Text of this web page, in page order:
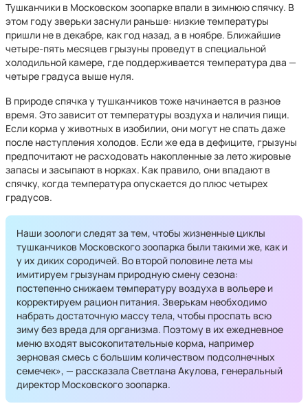
Тушканчики в Московском зоопарке впали в зимнюю спячку. В
этом году зверьки заснули раньше: низкие температуры
пришли не в декабре, как год назад, а в ноябре. Ближайшие
четыре-пять месяцев грызуны проведут в специальной
холодильной камере, где поддерживается температура два —
четыре градуса выше нуля.
В природе спячка у тушканчиков тоже начинается в разное
время. Это зависит от температуры воздуха и наличия пищи.
Если корма у животных в изобилии, они могут не спать даже
после наступления холодов. Если же еда в дефиците, грызуны
предпочитают не расходовать накопленные за лето жировые
запасы и засыпают в норках. Как правило, они впадают в
спячку, когда температура опускается до плюс четырех
градусов.
Наши зоологи следят за тем, чтобы жизненные циклы
тушканчиков Московского зоопарка были такими же, как и
у их диких сородичей. Во второй половине лета мы
имитируем грызунам природную смену сезона:
постепенно снижаем температуру воздуха в вольере и
корректируем рацион питания. Зверькам необходимо
набрать достаточную массу тела, чтобы проспать всю
зиму без вреда для организма. Поэтому в их ежедневное
меню входят высокопитательные корма, например
зерновая смесь с большим количеством подсолнечных
семечек», — рассказала Светлана Акулова, генеральный
директор Московского зоопарка.